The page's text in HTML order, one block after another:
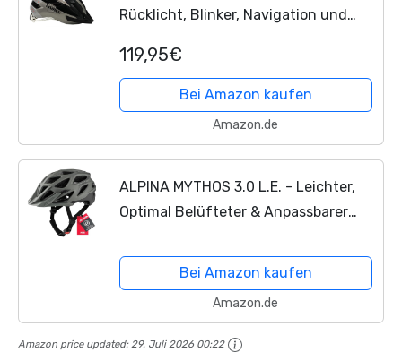
Rücklicht, Blinker, Navigation und
Schwarz/Grau, 58-62 cm
119,95€
Bei Amazon kaufen
Amazon.de
ALPINA MYTHOS 3.0 L.E. - Leichter,
Optimal Belüfteter & Anpassbarer
Polstern Für Erwachsene, coffee-grey
matt, 57-62 cm
Bei Amazon kaufen
Amazon.de
Amazon price updated:29. Juli 2026 00:22